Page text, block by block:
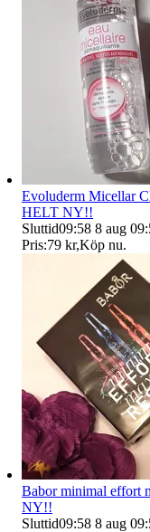
Evoluderm Micellar
HELT NY!!
Sluttid09:58 8 aug
Pris:79 kr,Köp nu.
Babor minimal effort
NY!!
Sluttid09:58 8 aug